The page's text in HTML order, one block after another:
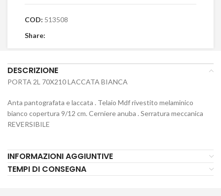
COD: 513508
Share:
DESCRIZIONE
PORTA 2L 70X210 LACCATA BIANCA
Anta pantografata e laccata . Telaio Mdf rivestito melaminico
bianco copertura 9/12 cm. Cerniere anuba . Serratura meccanica
REVERSIBILE
INFORMAZIONI AGGIUNTIVE
TEMPI DI CONSEGNA